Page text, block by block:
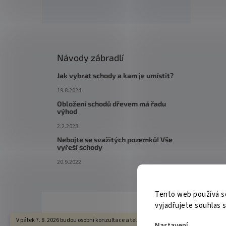
Tento web používá
vyjadřujete souhlas
V pátek 7. 8. 2026 budou osobní konzultace a telefonická podpora dostupné pouze
Návody zábradlí
Jak vybrat schody a kam je umístit?
19.8.2024
Obložení schodů dřevem má řadu
výhod
2.2.2023
Nebojte se svažitých pozemků! Vše
vyřeší schody
20.9.2022